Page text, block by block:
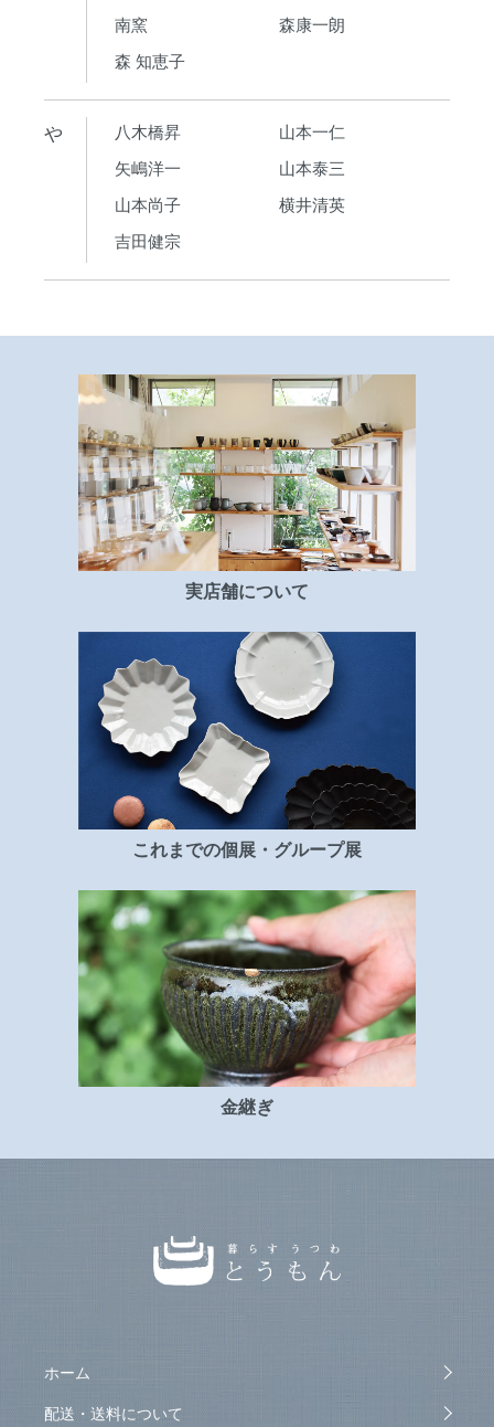
南窯
森康一朗
森 知恵子
や 八木橋昇
山本一仁
矢嶋洋一
山本泰三
山本尚子
横井清英
吉田健宗
実店舗について
これまでの個展・グループ展
金継ぎ
ホーム
配送・送料について